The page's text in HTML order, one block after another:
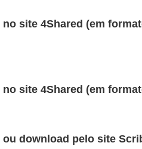
site 4Shared (em
site 4Shared (em
ou download pelo site